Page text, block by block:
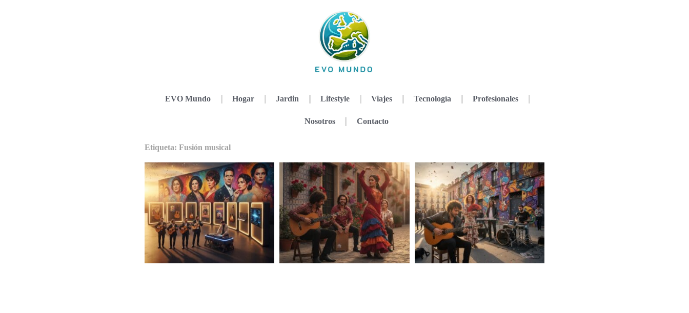
EVO Mundo Hogar Jardin Lifestyle Viajes Tecnología Profesionales
Nosotros Contacto
Etiqueta: Fusión musical